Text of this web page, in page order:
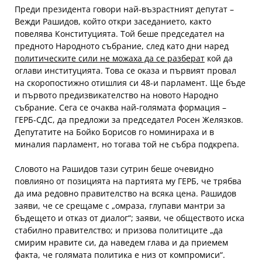
Преди президента говори най-възрастният депутат –
Вежди Рашидов, който откри заседанието, както
повелява Конституцията. Той беше председател на
предното Народното събрание, след като дни наред
политическите сили не можаха да се разберат кой да
оглави институцията. Това се оказа и първият провал
на скоропостижно отишлия си 48-и парламент. Ще бъде
и първото предизвикателство на новото Народно
събрание. Сега се очаква най-голямата формация –
ГЕРБ-СДС, да предложи за председател Росен Желязков.
Депутатите на Бойко Борисов го номинираха и в
миналия парламент, но тогава той не събра подкрепа.
Словото на Рашидов тази сутрин беше очевидно
повлияно от позицията на партията му ГЕРБ, че трябва
да има редовно правителство на всяка цена. Рашидов
заяви, че се срещаме с „омраза, глупави мантри за
бъдещето и отказ от диалог“; заяви, че обществото иска
стабилно правителство; и призова политиците „да
смирим нравите си, да наведем глава и да приемем
факта, че голямата политика е низ от компромиси“.